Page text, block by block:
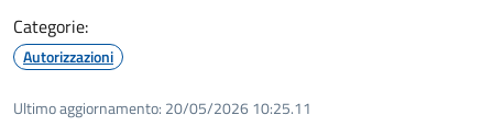
Categorie:
Autorizzazioni
Ultimo aggiornamento: 20/05/2026 10:25.11